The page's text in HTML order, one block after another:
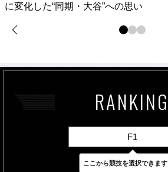
に変化した“同期・大谷”への思い
RANKING
F1
最新 24時間
ここから競技を選択できます